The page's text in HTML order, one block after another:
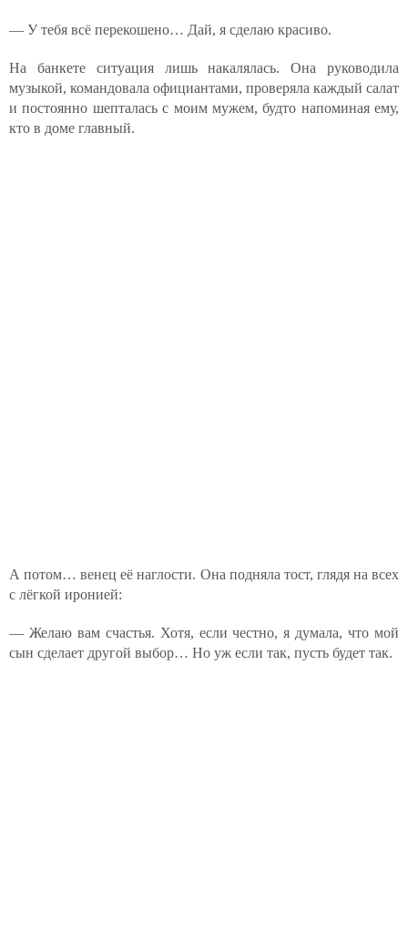
— У тебя всё перекошено… Дай, я сделаю красиво.
На банкете ситуация лишь накалялась. Она руководила
музыкой, командовала официантами, проверяла каждый салат
и постоянно шепталась с моим мужем, будто напоминая ему,
кто в доме главный.
А потом… венец её наглости. Она подняла тост, глядя на всех
с лёгкой иронией:
— Желаю вам счастья. Хотя, если честно, я думала, что мой
сын сделает другой выбор… Но уж если так, пусть будет так.